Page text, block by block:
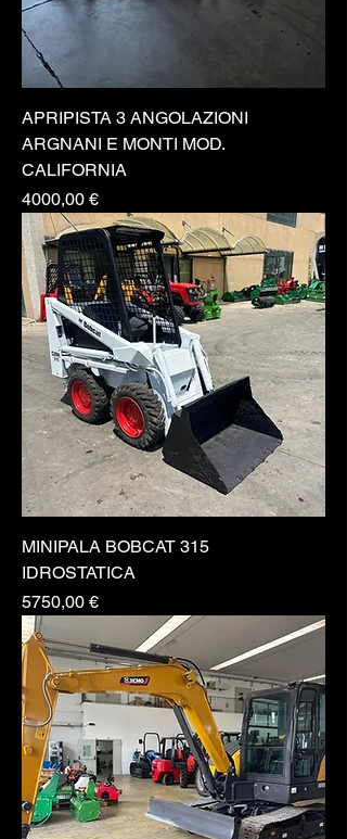
APRIPISTA 3 ANGOLAZIONI
ARGNANI E MONTI MOD.
CALIFORNIA
Prezzo
4000,00 €
MINIPALA BOBCAT 315
IDROSTATICA
Prezzo
5750,00 €